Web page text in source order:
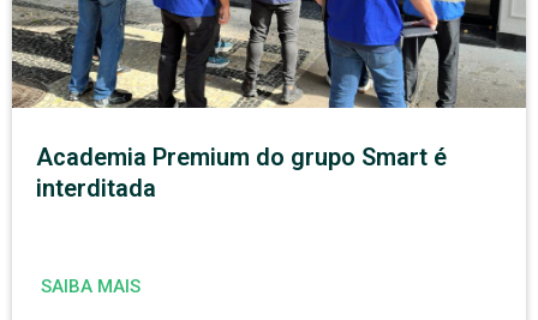
Academia Premium do grupo Smart é
interditada
SAIBA MAIS